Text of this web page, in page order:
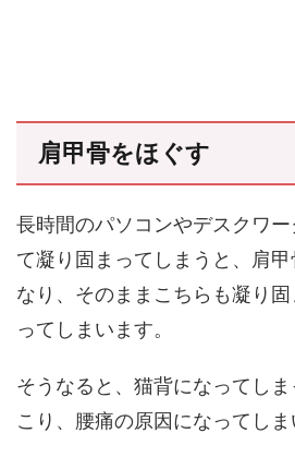
肩甲骨をほぐす
長時間のパソコンやデスクワ
て凝り固まってしまうと、肩
なり、そのままこちらも凝り
ってしまいます。
そうなると、猫背になってし
こり、腰痛の原因になってしま